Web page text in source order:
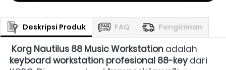
Deskripsi Produk FAQ Pengiriman
Korg Nautilus 88 Music Workstation
keyboard workstation profesional 88-key dari